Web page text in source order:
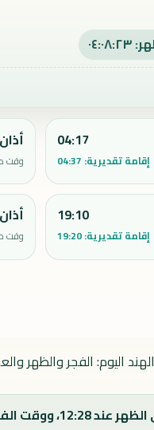
04:17
إقامة تقديرية: 04:37 وقت
19:10
إقامة تقديرية:19:20 وقت
اليوم: الفجر والظهر
اليوم 04:17.